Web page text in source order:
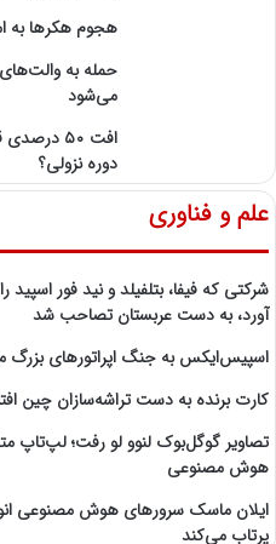
هجوم هکرها به
حمله به
می‌شود
افت ۵۰
دوره نزولی؟
علم و فناوری
شرکتی که فیفا، بتلفیلد و نید فور اسپید
آورد، به دست عربستان تصاحب شد
اسپیس‌ایکس به جنگ اپراتورهای بزرگ
کارت برنده به دست تراشه‌سازان چین
تصاویر گوگل‌بوک لنوو لو رفت؛ لپ‌تاپ
هوش مصنوعی
ایلان ماسک سرورهای هوش مصنوعی
پرتاب می‌کند